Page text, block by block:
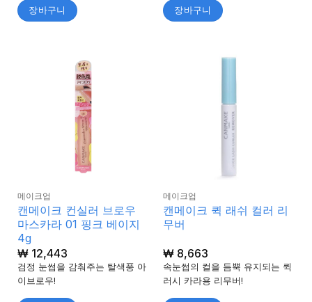
장바구니 장바구니
메이크업
캔메이크 컨실러 브로우
마스카라 01 핑크 베이지
4g
₩12,443
검정 눈썹을 감춰주는 탈색풍 아
이브로우!
메이크업
캔메이크 퀵 래쉬 컬러 리
무버
₩8,663
속눈썹의 컬을 듬뿍 유지되는 퀵
러시 카라용 리무버!